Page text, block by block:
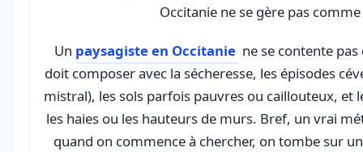
Occitanie ne se gère pas
Un paysagiste en Occitanie ne se contente pas
doit composer avec la sécheresse, les épisodes
mistral), les sols parfois pauvres ou caillouteux, et
les haies ou les hauteurs de murs. Bref, un vrai
quand on commence à chercher, on tombe sur